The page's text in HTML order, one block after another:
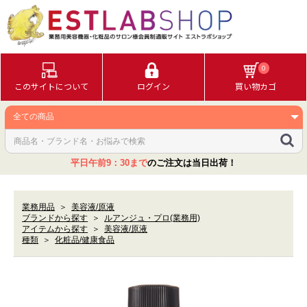
このサイトについて ログイン
0
買い物カゴ
平日午前9：30までのご注文は当日出荷！
業務用品 ＞
美容液/原液
ブランドから探す
＞
ルアンジュ・プロ(業務用)
アイテムから探す
＞
美容液/原液
種類
＞ 化粧品/健康食品